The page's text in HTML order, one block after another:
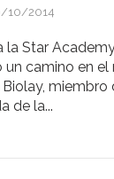
10/2014
la Star
un camino en
Biolay, miembro
de la...